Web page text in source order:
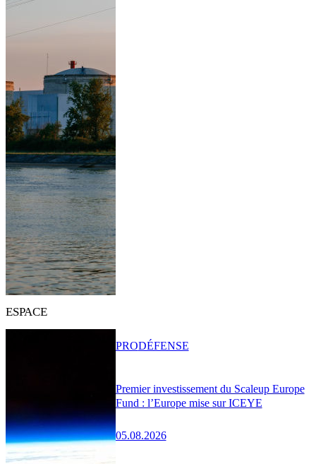
ESPACE
Premier investissement du Scaleup Europe
Fund : l’Europe mise sur ICEYE
05.08.2026
PRODÉFENSE